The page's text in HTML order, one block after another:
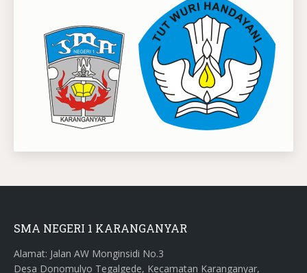
SMA NEGERI 1 KARANGANYAR
Alamat: Jalan AW Monginsidi No.3
Desa Donomulyo Tegalgede, Kecamatan Karanganyar,